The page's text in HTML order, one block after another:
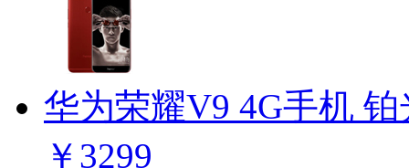
华为荣耀V9 4G手机 铂
￥3299